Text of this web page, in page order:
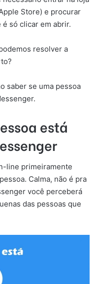
Store) e procurar
é só clicar em abrir.
resolver a
saber se uma pessoa
está
line primeiramente
Calma, não é pra
você perceberá
das pessoas que